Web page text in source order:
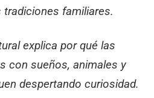
familiares.
explica por qué las
con sueños, animales y
despertando curiosidad.